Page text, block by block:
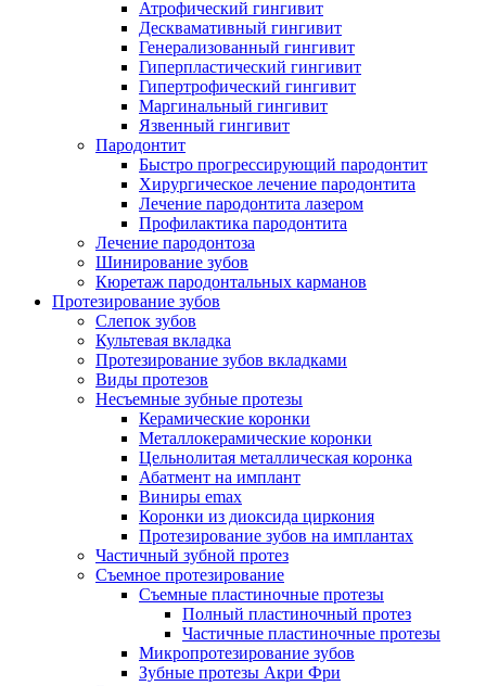
Атрофический гингивит
Десквамативный гингивит
Генерализованный гингивит
Гиперпластический гингивит
Гипертрофический гингивит
Маргинальный гингивит
Язвенный гингивит
Пародонтит
Быстро прогрессирующий пародонтит
Хирургическое лечение пародонтита
Лечение пародонтита лазером
Профилактика пародонтита
Лечение пародонтоза
Шинирование зубов
Кюретаж пародонтальных карманов
Протезирование зубов
Слепок зубов
Культевая вкладка
Протезирование зубов вкладками
Виды протезов
Несъемные зубные протезы
Керамические коронки
Металлокерамические коронки
Цельнолитая металлическая коронка
Абатмент на имплант
Виниры emax
Коронки из диоксида циркония
Протезирование зубов на имплантах
Частичный зубной протез
Съемное протезирование
Съемные пластиночные протезы
Полный пластиночный протез
Частичные пластиночные протезы
Микропротезирование зубов
Зубные протезы Акри Фри